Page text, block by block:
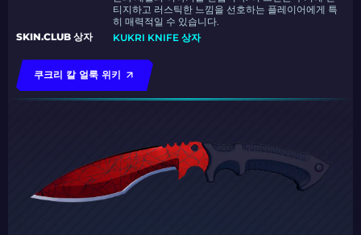
티지하고 러스틱한 느낌을 선호하는 플레이어에게 특
히 매력적일 수 있습니다.
SKIN.CLUB 상자
KUKRI KNIFE 상자
쿠크리 칼 얼룩 위키